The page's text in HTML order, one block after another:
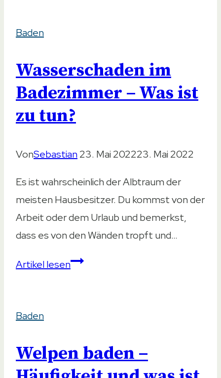
Deshalb
Lebensgefahr
Baden
Wasserschaden im
Badezimmer – Was ist
zu tun?
VonSebastian23. Mai 202223. Mai 2022
Es ist wahrscheinlich der Albtraum der
meisten Hausbesitzer. Du kommst von der
Arbeit oder dem Urlaub und bemerkst,
dass es von den Wänden tropft und…
Artikel lesenWasserschaden
ist
zu
Baden
Welpen baden –